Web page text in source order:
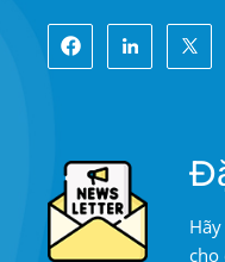
hóa-đổi mới vào năm
phố ven biển Đông
chuẩn, một nhóm
và một hệ thống xử lý
thống sơn phủ, hệ
cho